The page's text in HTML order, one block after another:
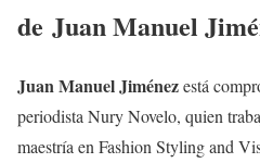
de Juan Manuel
Juan Manuel Jiménezestá
periodista Nury Novelo, quien
maestría en Fashion Styling and